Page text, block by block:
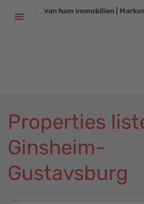
Properties
Ginsheim-
Gustavsburg
Ginsheim-
Gustavsburg
Ginsheim-